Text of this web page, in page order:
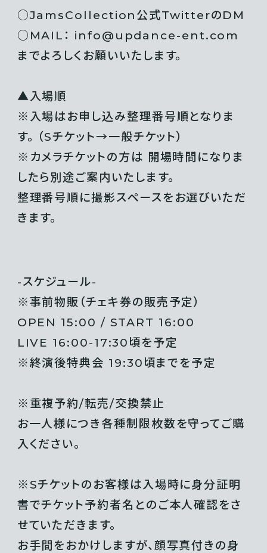
○JamsCollection公式TwitterのDM
○MAIL： info@updance-ent.com
までよろしくお願いいたします。
▲入場順
※入場はお申し込み整理番号順となりま
す。 （Sチケット→一般チケット）
※カメラチケットの方は 開場時間になりま
したら別途ご案内いたします。
整理番号順に撮影スペースをお選びいただ
きます。
-スケジュール-
※事前物販（チェキ券の販売予定）
OPEN 15:00 / START 16:00
LIVE 16:00-17:30頃を予定
※終演後特典会 19:30頃までを予定
※重複予約/転売/交換禁止
お一人様につき各種制限枚数を守ってご購
入ください。
※Sチケットのお客様は入場時に身分証明
書でチケット予約者名とのご本人確認をさ
せていただきます。
お手間をおかけしますが、顔写真付きの身